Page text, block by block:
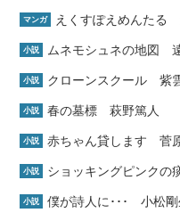
マンガ えくすぽえめんたる
小説 ムネモシュネの地図
小説 クローンスクール 紫
小説 春の墓標 萩野篤人
小説 赤ちゃん貸します 菅
小説 ショッキングピンクの
小説 僕が詩人に･･･ 小松